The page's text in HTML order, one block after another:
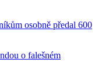
osobně předal 600
o falešném